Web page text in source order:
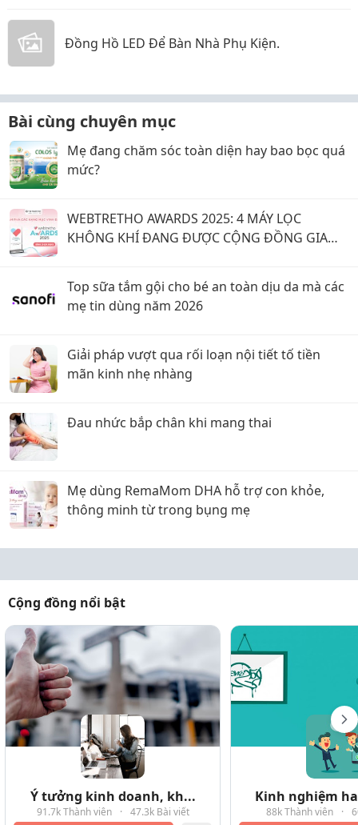
Đồng Hồ LED Để Bàn Nhà Phụ Kiện.
Bài cùng chuyên mục
Mẹ đang chăm sóc toàn diện hay bao bọc quá
mức?
WEBTRETHO AWARDS 2025: 4 MÁY LỌC
KHÔNG KHÍ ĐANG ĐƯỢC CỘNG ĐỒNG GIA
Top sữa tắm gội cho bé an toàn dịu da mà các
mẹ tin dùng năm 2026
Giải pháp vượt qua rối loạn nội tiết tố tiền
mãn kinh nhẹ nhàng
Đau nhức bắp chân khi mang thai
Mẹ dùng RemaMom DHA hỗ trợ con khỏe,
thông minh từ trong bụng mẹ
Cộng đồng nổi bật
Ý tưởng kinh doanh, kh...
91.7k Thành viên · 47.3k Bài viết
Kinh nghiệm
88k Thành viên ·